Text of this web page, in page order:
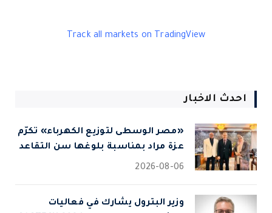
Track all markets on TradingView
احدث الاخبار
«مصر الوسطى لتوزيع الكهرباء» تكرّم
عزة مراد بمناسبة بلوغها سن التقاعد
2026-08-06
وزير البترول يشارك في فعاليات